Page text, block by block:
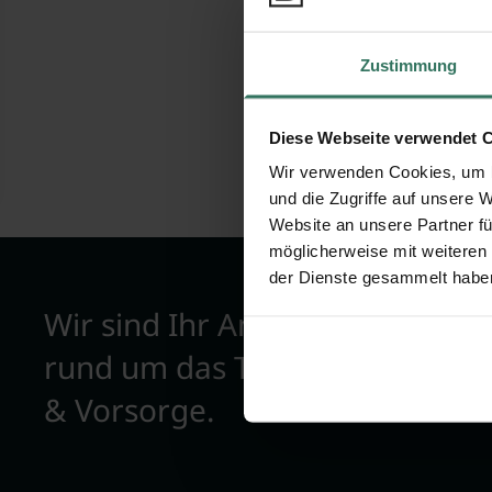
Zustimmung
Diese Webseite verwendet
Wir verwenden Cookies,
und die Zugriffe auf unsere
Website an unsere Partner
möglicherweise mit
der Dienste gesammelt
Wir sind Ihr Ansprechpartner
rund um das Thema Bestattung
& Vorsorge.